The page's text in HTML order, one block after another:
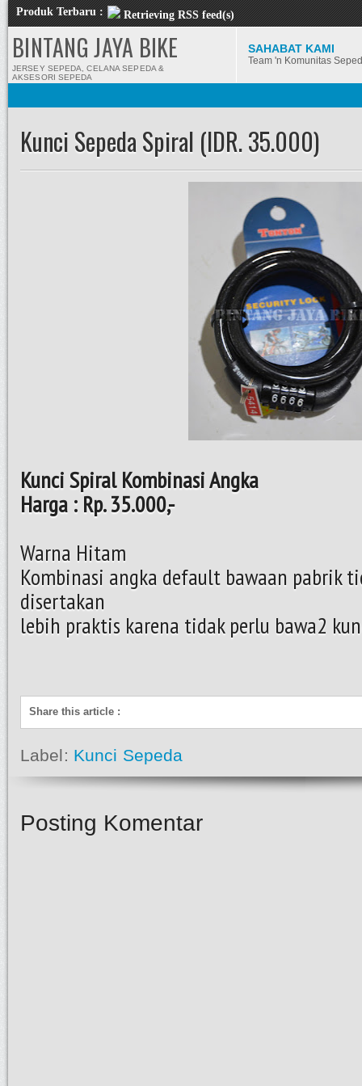
Produk Terbaru : Retrieving RSS feed(s)
BINTANG JAYA BIKE
JERSEY SEPEDA, CELANA SEPEDA &
AKSESORI SEPEDA
SAHABAT KAMI
Team 'n Komunitas
Kunci Sepeda Spiral (IDR. 35.000)
Kunci Spiral Kombinasi Angka
Harga : Rp. 35.000,-
Warna Hitam
Kombinasi angka default bawaan pabrik
disertakan
lebih praktis karena tidak perlu bawa2
Share this article :
Label: Kunci Sepeda
Posting Komentar